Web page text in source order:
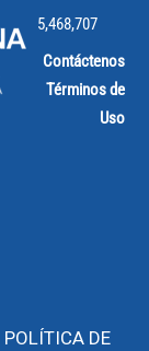
5,468,707
Contáctenos
Términos de
Uso
POLÍTICA DE